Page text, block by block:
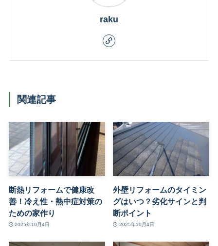
raku
関連記事
断熱リフォームで健康改
善！冷え性・熱中症対策の
ための家作り
2025年10月4日
外壁リフォームのタイミン
グはいつ？劣化サインと判
断ポイント
2025年10月4日